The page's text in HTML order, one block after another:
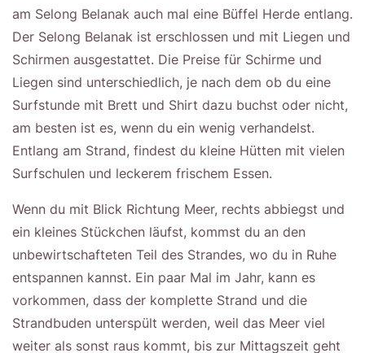
am Selong Belanak auch mal eine Büffel Herde entlang.
Der Selong Belanak ist erschlossen und mit Liegen und
Schirmen ausgestattet. Die Preise für Schirme und
Liegen sind unterschiedlich, je nach dem ob du eine
Surfstunde mit Brett und Shirt dazu buchst oder nicht,
am besten ist es, wenn du ein wenig verhandelst.
Entlang am Strand, findest du kleine Hütten mit vielen
Surfschulen und leckerem frischem Essen.
Wenn du mit Blick Richtung Meer, rechts abbiegst und
ein kleines Stückchen läufst, kommst du an den
unbewirtschafteten Teil des Strandes, wo du in Ruhe
entspannen kannst. Ein paar Mal im Jahr, kann es
vorkommen, dass der komplette Strand und die
Strandbuden unterspült werden, weil das Meer viel
weiter als sonst raus kommt, bis zur Mittagszeit geht